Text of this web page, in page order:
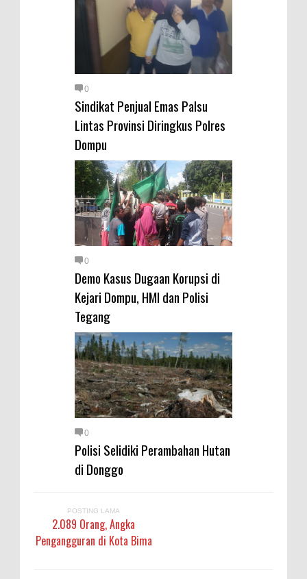
0
Sindikat Penjual Emas Palsu
Lintas Provinsi Diringkus Polres
Dompu
0
Demo Kasus Dugaan Korupsi di
Kejari Dompu, HMI dan Polisi
Tegang
0
Polisi Selidiki Perambahan Hutan
di Donggo
POSTING LAMA
2.089 Orang, Angka
Pengangguran di Kota Bima